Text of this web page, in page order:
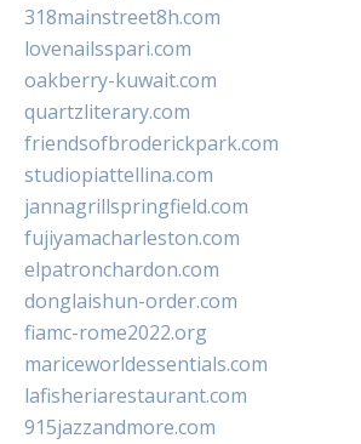
318mainstreet8h.com
lovenailsspari.com
oakberry-kuwait.com
quartzliterary.com
friendsofbroderickpark.com
studiopiattellina.com
jannagrillspringfield.com
fujiyamacharleston.com
elpatronchardon.com
donglaishun-order.com
fiamc-rome2022.org
mariceworldessentials.com
lafisheriarestaurant.com
915jazzandmore.com